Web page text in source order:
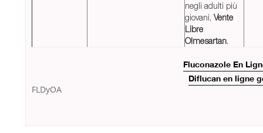
negli adulti più
giovani, Vente
Libre
Olmesartan.
Fluconazole En
Diflucan en ligne
FLDyOA